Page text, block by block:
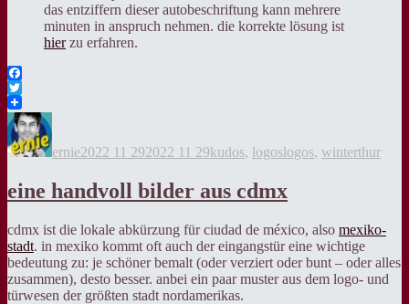
das entziffern dieser autobeschriftung kann mehrere
minuten in anspruch nehmen. die korrekte lösung ist
hierzu erfahren.
Facebook
Twitter
ernie2022 11 292022 11 29kudos, logoslogos, winterthur
eine handvoll bilder aus cdmx
cdmx ist die lokale abkürzung für ciudad de méxico, also mexiko-
stadt. in mexiko kommt oft auch der eingangstür eine wichtige
bedeutung zu: je schöner bemalt (oder verziert oder bunt – oder alles
zusammen), desto besser. anbei ein paar muster aus dem logo- und
türwesen der größten stadt nordamerikas.